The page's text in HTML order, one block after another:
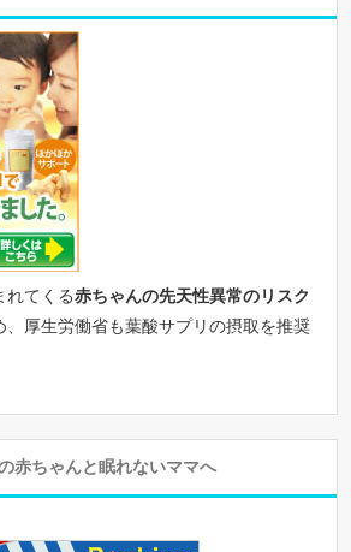
れてくる赤ちゃんの先天性異常のリスク
、厚生労働省も葉酸サプリの摂取を推奨
赤ちゃんと眠れないママへ